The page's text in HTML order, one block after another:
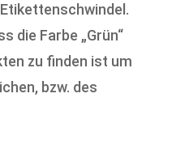
die Farbe „Grün“
zu finden ist um
bzw. des